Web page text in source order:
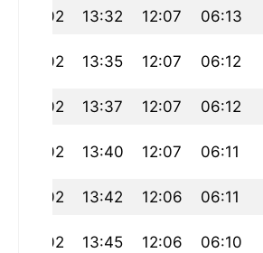
06:13
12:07
13:32
18:02
06:12
12:07
13:35
18:02
06:12
12:07
13:37
18:02
06:11
12:07
13:40
18:02
06:11
12:06
13:42
18:02
06:10
12:06
13:45
18:02